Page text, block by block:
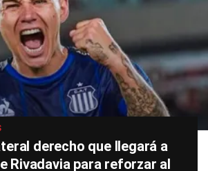
derecho que llegará a
Rivadavia para reforzar al